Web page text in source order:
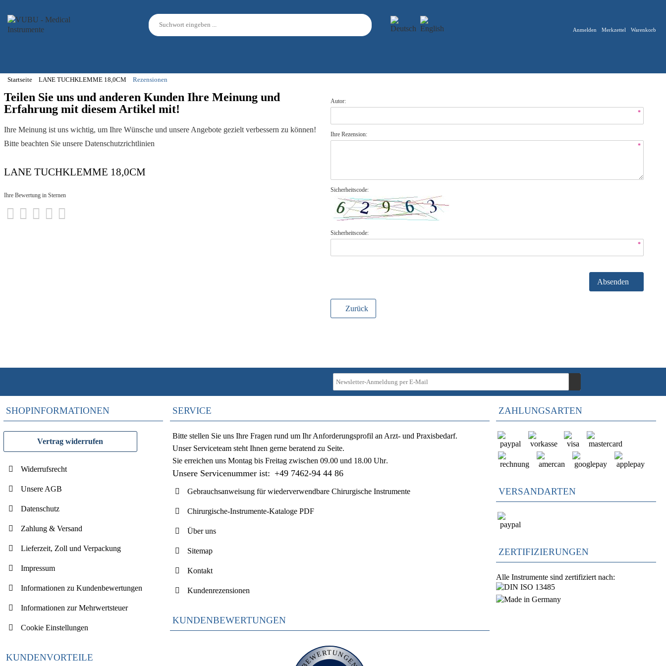
Anmelden Merkzettel Warenkorb
Startseite LANE TUCHKLEMME 18,0CM Rezensionen
Teilen Sie uns und anderen Kunden Ihre Meinung und
Erfahrung mit diesem Artikel mit!
Ihre Meinung ist uns wichtig, um Ihre Wünsche und unsere Angebote gezielt verbessern zu können!
Bitte beachten Sie unsere Datenschutzrichtlinien
LANE TUCHKLEMME 18,0CM
Ihre Bewertung in Sternen
Autor:
*
Ihre Rezension:
*
Sicherheitscode:
Sicherheitscode:
*
Absenden
Zurück
SHOPINFORMATIONEN
Vertrag widerrufen
Widerrufsrecht
Unsere AGB
Datenschutz
Zahlung & Versand
Lieferzeit, Zoll und Verpackung
Impressum
Informationen zu Kundenbewertungen
Informationen zur Mehrwertsteuer
Cookie Einstellungen
KUNDENVORTEILE
SERVICE
Bitte stellen Sie uns Ihre Fragen rund um Ihr Anforderungsprofil an Arzt- und Praxisbedarf.
Unser Serviceteam steht Ihnen gerne beratend zu Seite.
Sie erreichen uns Montag bis Freitag zwischen 09.00 und 18.00 Uhr.
Unsere Servicenummer ist: +49 7462-94 44 86
Gebrauchsanweisung für wiederverwendbare Chirurgische Instrumente
Chirurgische-Instrumente-Kataloge PDF
Über uns
Sitemap
Kontakt
Kundenrezensionen
KUNDENBEWERTUNGEN
BEWERTUNGEN
ZAHLUNGSARTEN
VERSANDARTEN
ZERTIFIZIERUNGEN
Alle Instrumente sind zertifiziert nach: